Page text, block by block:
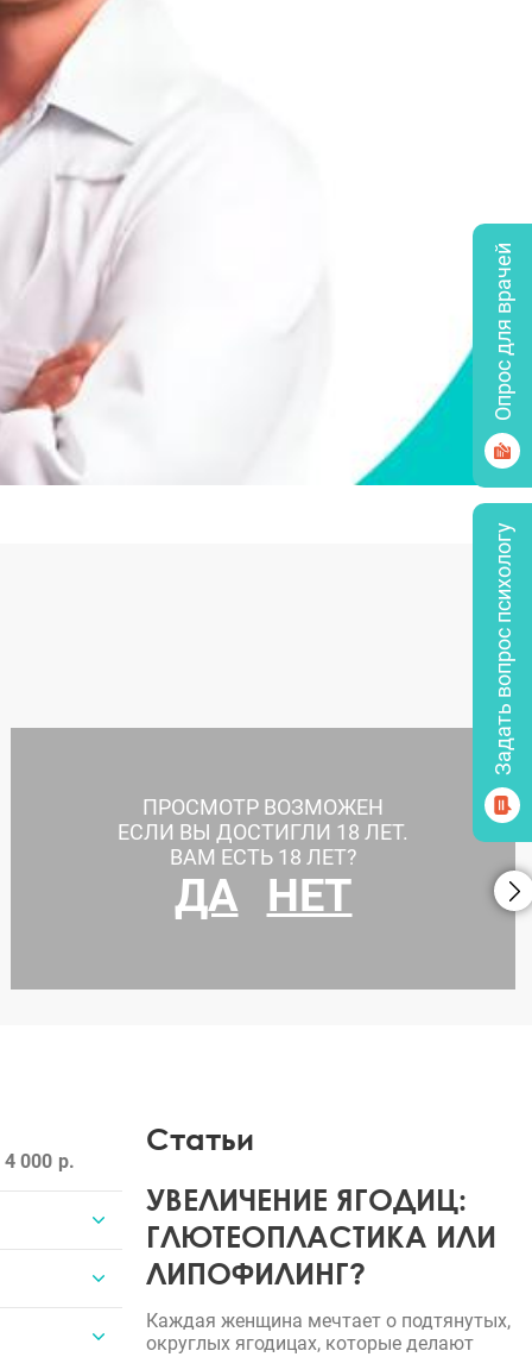
ПРОСМОТР ВОЗМОЖЕН
ЕСЛИ ВЫ ДОСТИГЛИ 18 ЛЕТ.
ВАМ ЕСТЬ 18 ЛЕТ?
ДА НЕТ
4 000
Статьи
УВЕЛИЧЕНИЕ ЯГОДИЦ:
ГЛЮТЕОПЛАСТИКА ИЛИ
ЛИПОФИЛИНГ?
Каждая женщина мечтает о подтянутых,
округлых ягодицах, которые делают
Опрос для врачей
Задать вопрос психологу